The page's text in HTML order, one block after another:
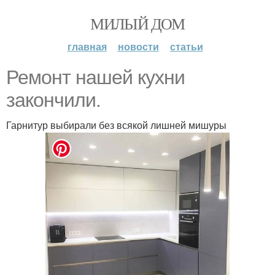
МИЛЫЙ ДОМ
главная новости статьи
Ремонт нашей кухни
закончили.
Гарнитур выбирали без всякой лишней мишуры